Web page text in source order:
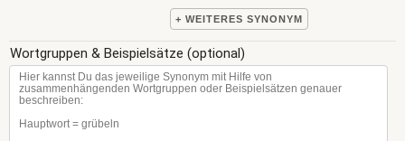
+ WEITERES SYNONYM
Wortgruppen & Beispielsätze (optional)